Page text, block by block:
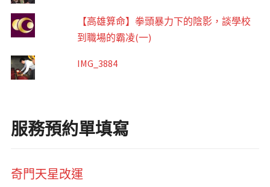
【高雄算命】拳頭暴力下的陰影，談學校
到職場的霸凌(一)
IMG_3884
服務預約單填寫
奇門天星改運